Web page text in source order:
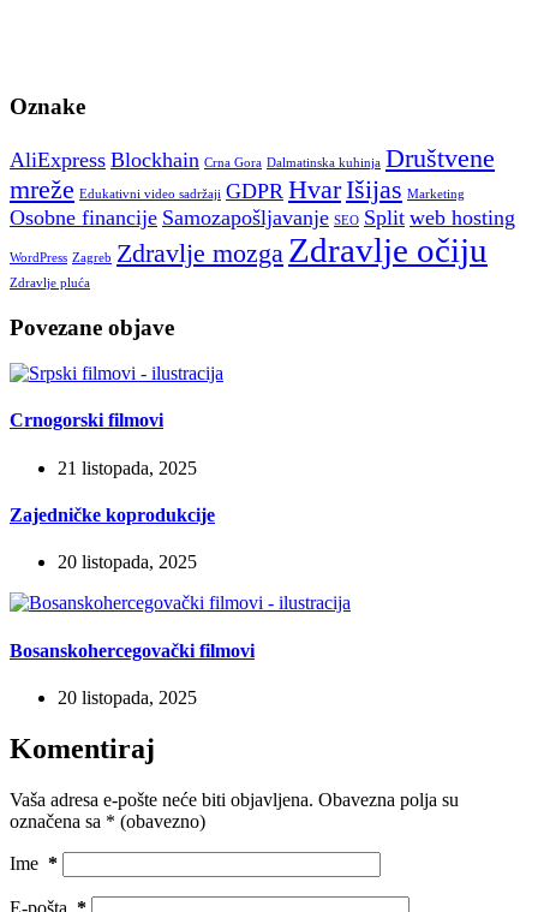
Oznake
AliExpress Blockhain Crna Gora Dalmatinska kuhinja Društvene
mreže Edukativni video sadržaji GDPR HvarIšijas Marketing
Osobne financije Samozapošljavanje SEO Split web hosting
WordPress Zagreb Zdravlje mozga Zdravlje očiju
Zdravlje pluća
Povezane objave
Crnogorski filmovi
21 listopada, 2025
Zajedničke koprodukcije
20 listopada, 2025
Bosanskohercegovački filmovi
20 listopada, 2025
Komentiraj
Vaša adresa e-pošte neće biti objavljena. Obavezna polja su
označena sa * (obavezno)
Ime *
E-pošta *